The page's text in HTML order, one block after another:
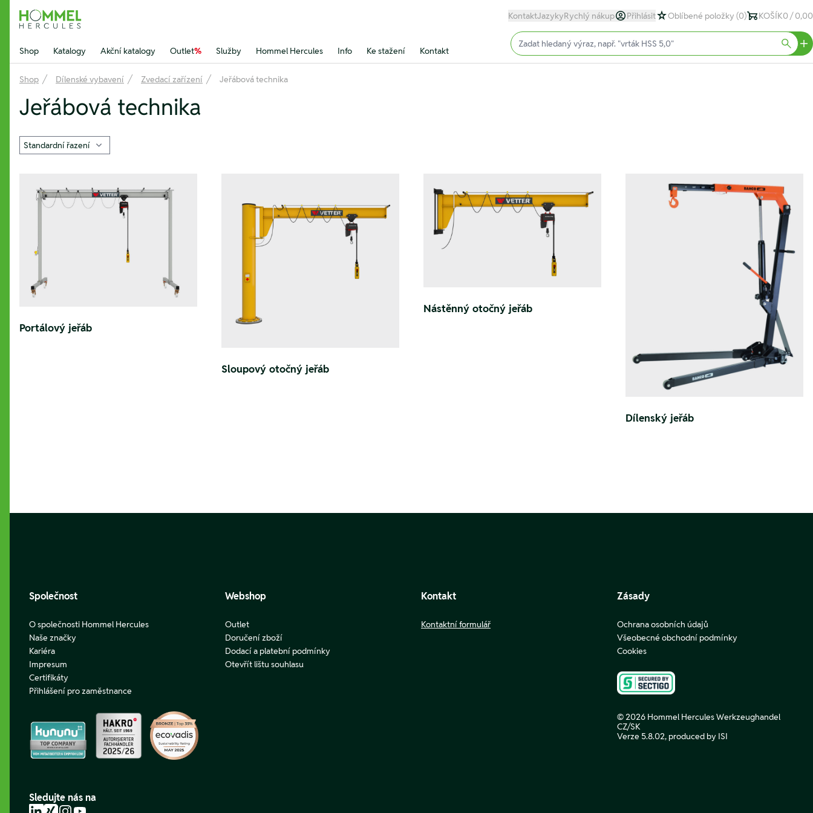
Hommel Hercules
KontaktJazykyRychlý nákup Přihlásit Oblíbené položky (0) KOŠÍK0 / 0,00
Shop Katalogy Akční katalogy Outlet% Služby Hommel Hercules Info Ke stažení Kontakt
Input (text)
Shop Dílenské vybavení Zvedací zařízení Jeřábová technika
Jeřábová technika
Portálový jeřáb
Sloupový otočný jeřáb
Nástěnný otočný jeřáb
Dílenský jeřáb
Společnost
O společnosti Hommel Hercules
Naše značky
Kariéra
Impresum
Certifikáty
Přihlášení pro zaměstnance
Webshop
Outlet
Doručení zboží
Dodací a platební podmínky
Otevřít lištu souhlasu
Kontakt
Kontaktní formulář
Zásady
Ochrana osobních údajů
Všeobecné obchodní podmínky
Cookies
© 2026 Hommel Hercules Werkzeughandel
CZ/SK
Verze 5.8.02, produced by ISI
Sledujte nás na